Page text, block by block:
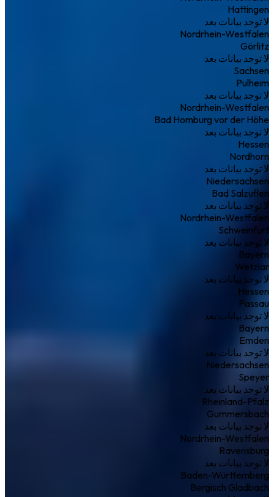
Hattingen
لا توجد بيانات بعد
Nordrhein-Westfalen
Görlitz
لا توجد بيانات بعد
Sachsen
Pulheim
لا توجد بيانات بعد
Nordrhein-Westfalen
Bad Homburg vor der Höhe
لا توجد بيانات بعد
Hessen
Nordhorn
لا توجد بيانات بعد
Niedersachsen
Bad Salzuflen
لا توجد بيانات بعد
Nordrhein-Westfalen
Schweinfurt
لا توجد بيانات بعد
Bayern
Wetzlar
لا توجد بيانات بعد
Hessen
Passau
لا توجد بيانات بعد
Bayern
Emden
لا توجد بيانات بعد
Niedersachsen
Speyer
لا توجد بيانات بعد
Rheinland-Pfalz
Gummersbach
لا توجد بيانات بعد
Nordrhein-Westfalen
Ravensburg
لا توجد بيانات بعد
Baden-Württemberg
Bergisch Gladbach